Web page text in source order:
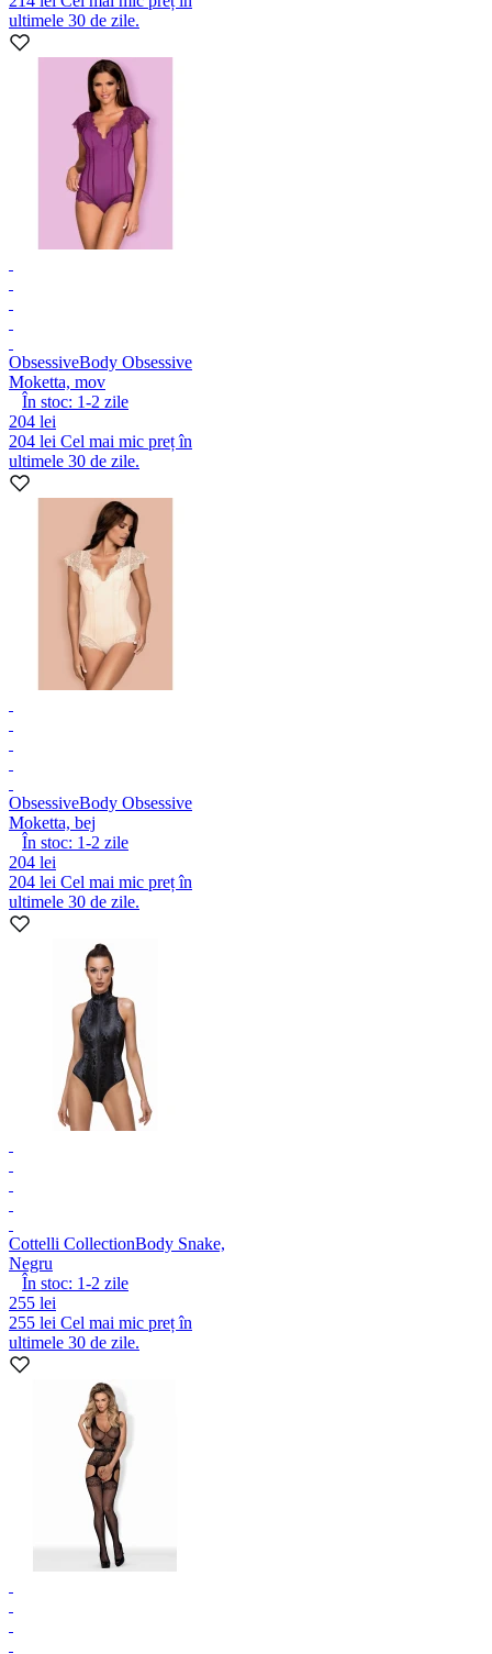
ultimele 30 de zile.
ObsessiveBody Obsessive
Moketta, mov
În stoc: 1-2 zile
204 lei
204 lei Cel mai mic preț în
ultimele 30 de zile.
ObsessiveBody Obsessive
Moketta, bej
În stoc: 1-2 zile
204 lei
204 lei Cel mai mic preț în
ultimele 30 de zile.
Cottelli CollectionBody Snake,
Negru
În stoc: 1-2 zile
255 lei
255 lei Cel mai mic preț în
ultimele 30 de zile.